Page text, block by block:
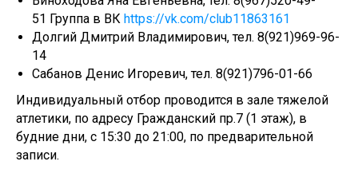
51 Группа в ВК https://vk.com/club11863161
Долгий Дмитрий Владимирович, тел. 8(921)969-96-
14
Сабанов Денис Игоревич, тел. 8(921)796-01-66
Индивидуальный отбор проводится в зале тяжелой
атлетики, по адресу Гражданский пр.7 (1 этаж), в
будние дни, с 15:30 до 21:00, по предварительной
записи.
spb.platonovschool@yandex.ru